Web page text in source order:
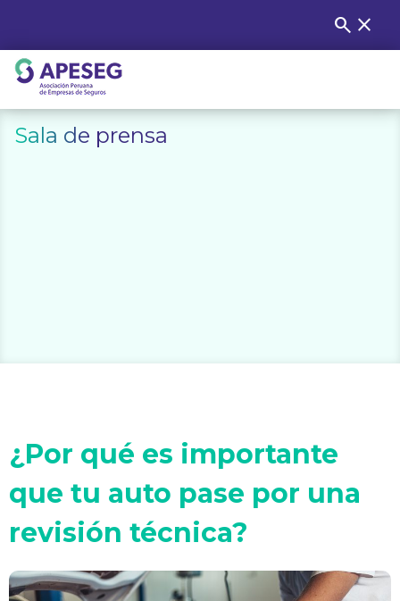
content
Buscar:
search close
APESEG
Sala de prensa
¿Por qué es importante
que tu auto pase por una
revisión técnica?